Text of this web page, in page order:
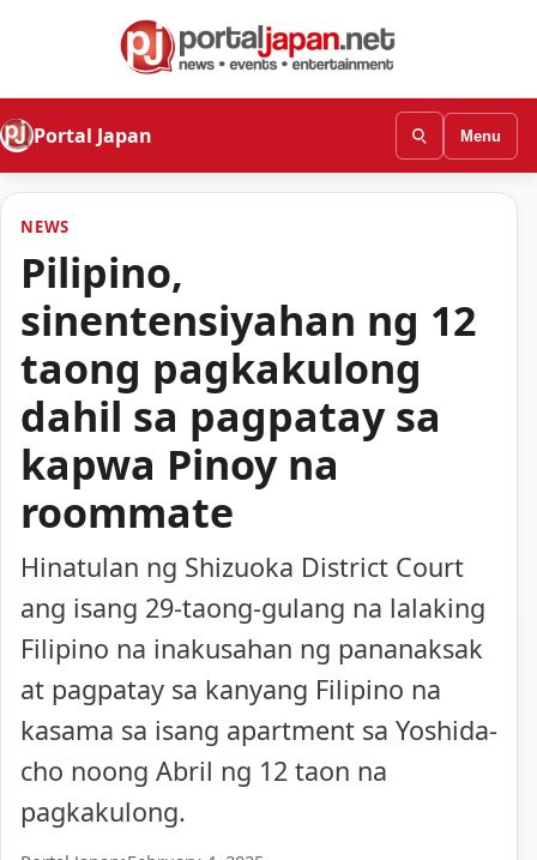
Portal Japan Menu
NEWS
Pilipino,
sinentensiyahan ng 12
taong pagkakulong
dahil sa pagpatay sa
kapwa Pinoy na
roommate
Hinatulan ng Shizuoka District Court
ang isang 29-taong-gulang na lalaking
Filipino na inakusahan ng pananaksak
at pagpatay sa kanyang Filipino na
kasama sa isang apartment sa Yoshida-
cho noong Abril ng 12 taon na
pagkakulong.